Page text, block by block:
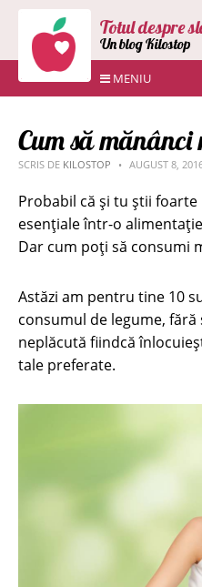
Totul despre
Un blog Kilostop
MENIU
Cum să
SCRIS DE KILOSTOP AUGUST 8,
Probabil că și tu știi
esențiale într-o
Dar cum poți să consumi
Astăzi am pentru tine 10
consumul de legume,
neplăcută fiindcă
tale preferate.